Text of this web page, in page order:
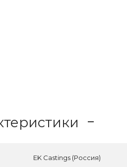
EK Castings (Россия)